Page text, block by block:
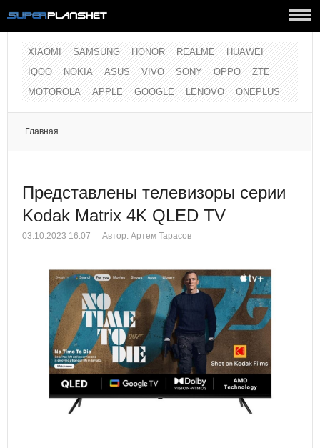
XIAOMI SAMSUNG HONOR REALME
HUAWEI
IQOO
NOKIA ASUS VIVO SONY OPPO
ZTE
MOTOROLA
APPLE GOOGLE LENOVO ONEPLUS
Главная
Представлены телевизоры серии
Kodak Matrix 4K QLED TV
03.10.2023 16:07 Автор: Артем Тарасов